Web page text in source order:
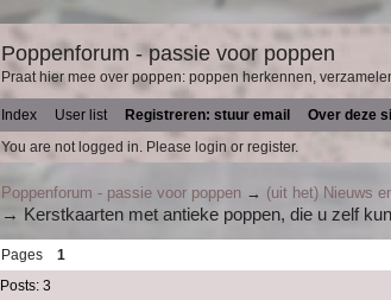
Poppenforum - passie voor poppen
Praat hier mee over poppen: poppen herkennen,
Index User list Registreren: stuur email Over deze
You are not logged in. Please login or register.
Poppenforum - passie voor poppen → (uit het) Nieuws
→ Kerstkaarten met antieke poppen, die u zelf
Pages 1
Posts: 3